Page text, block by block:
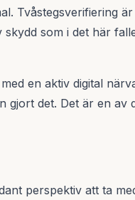
Tvåstegsverifiering
som i det här
en aktiv digital
gjort det. Det är en av
perspektiv att ta